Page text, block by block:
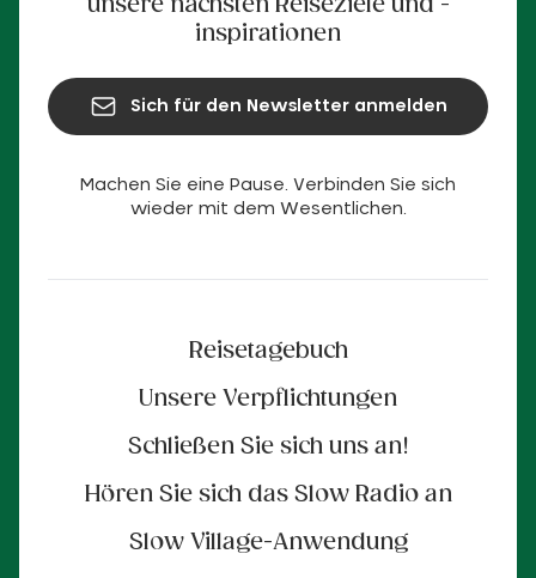
Machen Sie eine Pause. Verbinden Sie sich
wieder mit dem Wesentlichen.
Reisetagebuch
Unsere Verpflichtungen
Schließen Sie sich uns an!
Hören Sie sich das Slow Radio an
Slow Village-Anwendung
unsere nächsten Reiseziele und -
inspirationen
Sich für den Newsletter anmelden